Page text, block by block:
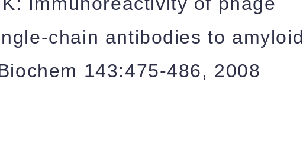
chain antibodies to amyloid
143:475-486, 2008